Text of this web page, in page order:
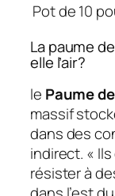
Pot de 10
La paume
elle l’air?
le Paume
massif
dans des
indirect. «
résister à